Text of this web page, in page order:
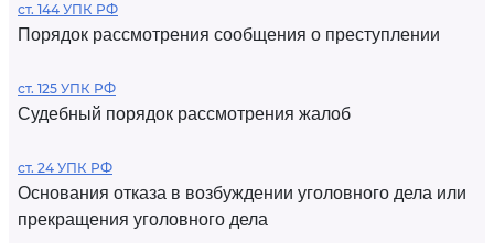
ст. 144 УПК РФ
Порядок рассмотрения сообщения о преступлении
ст. 125 УПК РФ
Судебный порядок рассмотрения жалоб
ст. 24 УПК РФ
Основания отказа в возбуждении уголовного дела или
прекращения уголовного дела